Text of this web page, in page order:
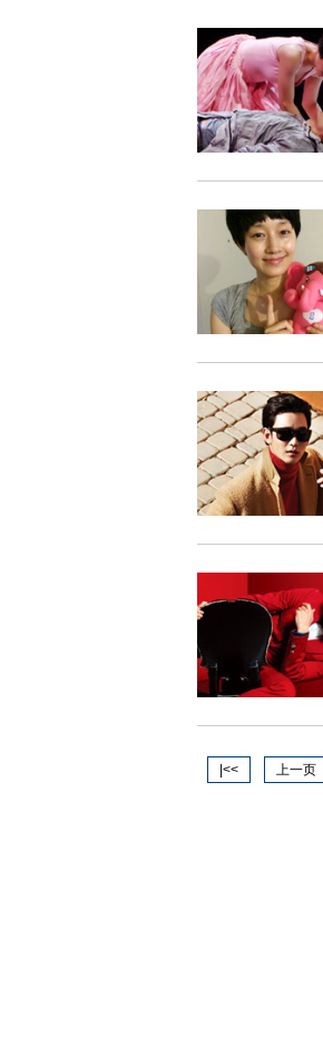
|<< 上一页